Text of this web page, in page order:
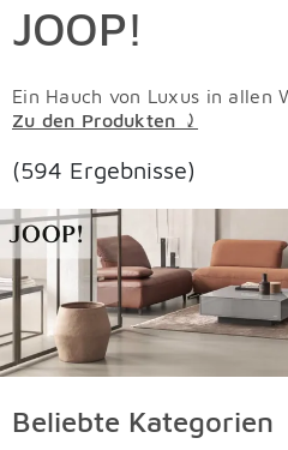
JOOP!
(594 Ergebnisse)
Ein Hauch von Luxus in allen
Zu den Produkten ⤸
Beliebte Kategorien